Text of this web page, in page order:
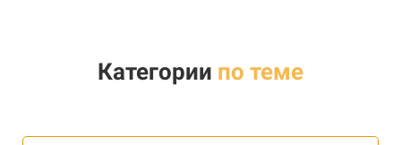
Категории по теме